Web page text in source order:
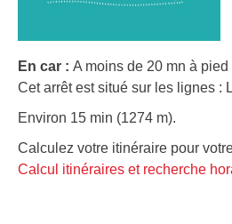
En car : A moins de 20 mn à
Cet arrêt est situé sur les lignes :
Environ 15 min (1274 m).
Calculez votre itinéraire pour
Calcul itinéraires et recherche